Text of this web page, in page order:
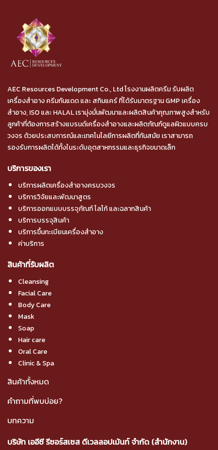
AEC Resources Development Co., Ltd โรงงานผลิตครีม รับผลิต
เครื่องสำอาง ครีมกันแดด และ สกินแคร์ ที่ได้รับมาตรฐาน GMP เครื่อง
สำอาง, ISO และ HALAL เรามุ่งมั่นพัฒนาและผลิตสินค้าคุณภาพสูงสำหรับ
ลูกค้าที่ต้องการสร้างแบรนด์เครื่องสำอางและผลิตภัณฑ์ดูแลผิวแบบครบ
วงจร ด้วยประสบการณ์และเทคโนโลยีการผลิตที่ทันสมัย เราสามารถ
รองรับการผลิตได้ทั้งในระดับอุตสาหกรรมและธุรกิจขนาดเล็ก
บริการของเรา
บริการผลิตเครื่องสำอางครบวงจร
บริการวิจัยและพัฒนาสูตร
บริการออกแบบบรรจุภัณฑ์ โลโก้ และฉลากสินค้า
บริการบรรจุสินค้า
บริการขึ้นทะเบียนเครื่องสำอาง
ค่าบริการ
สินค้าที่รับผลิต
Cleansing
Facial Care
Body Care
Mask
Soap
Hair care
Oral Care
Clinic & Spa
สินค้าทั้งหมด
คำถามที่พบบ่อย?
บทความ
บริษัท เออีซี รีซอร์สเซส ดีเวลลอปเม้นท์ จำกัด (สำนักงาน)